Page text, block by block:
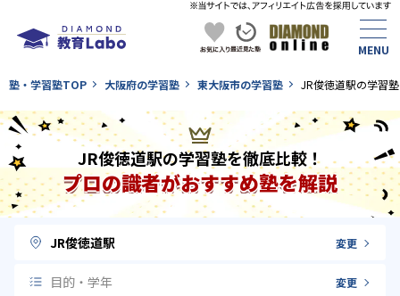
塾・学習塾TOP 大阪府の学習塾 東大阪市の学習塾 JR俊徳道駅の学習塾
JR俊徳道駅の学習塾を徹底比較！
プロの識者がおすすめ塾を解説
JR俊徳道駅 変更
目的・学年 変更